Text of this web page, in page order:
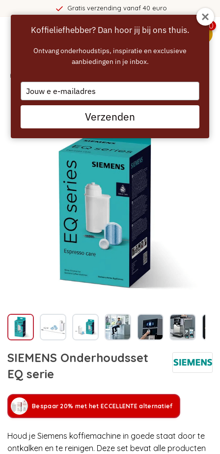
Gratis verzending vanaf 40 euro
0
Home
SIEMENS Onderhoudsset
EQ serie
Bespaar 20% met het ECCELLENTE alternatief
Houd je Siemens koffiemachine in goede staat door te
ontkalken en te reinigen. Deze set bevat alle producten
Koffieliefhebber? Dan hoor jij bij ons thuis.
Ontvang onderhoudstips, inspiratie en exclusieve
aanbiedingen in je inbox.
Type
your
email
Verzenden